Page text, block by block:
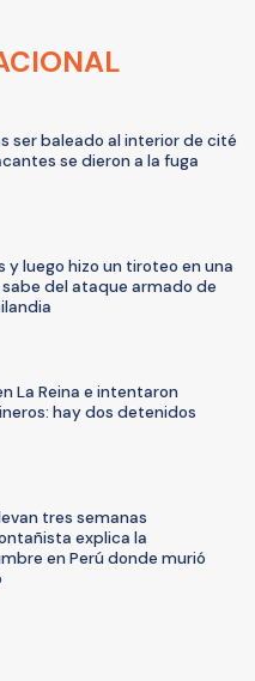
ser baleado al interior de cité
se dieron a la fuga
y luego hizo un tiroteo en una
sabe del ataque armado de
La Reina e intentaron
hay dos detenidos
tres semanas
explica la
en Perú donde murió